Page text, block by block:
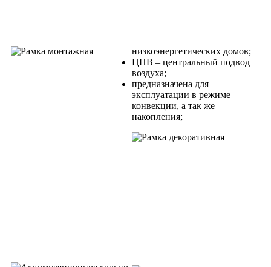
низкоэнергетических домов;
ЦПВ – центральный подвод
воздуха;
предназначена для
эксплуатации в режиме
конвекции, а так же
накопления;